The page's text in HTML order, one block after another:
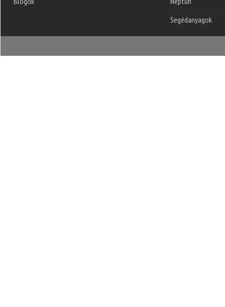
Segédanyagok